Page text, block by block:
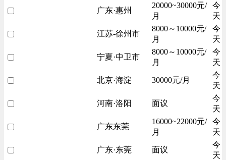
广东·惠州
20000~30000元/
月
今
天
江苏-徐州市
8000～10000元/
月
今
天
宁夏·中卫市
8000～10000元/
月
今
天
北京·海淀 30000元/月
今
天
河南·洛阳 面议
今
天
广东东莞
16000~22000元/
月
今
天
广东·东莞 面议
今
天